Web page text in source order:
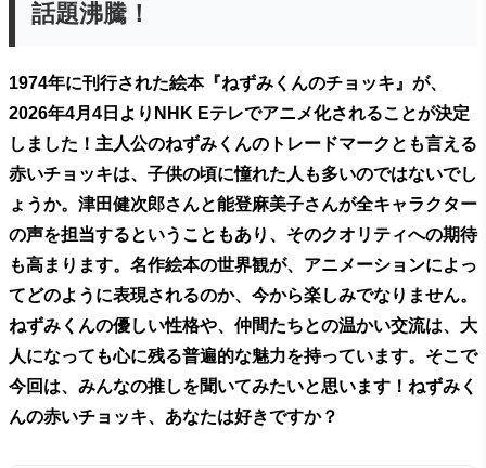
話題沸騰！
1974年に刊行された絵本『ねずみくんのチョッキ』が、
2026年4月4日よりNHK Eテレでアニメ化されることが決定
しました！主人公のねずみくんのトレードマークとも言える
赤いチョッキは、子供の頃に憧れた人も多いのではないでし
ょうか。津田健次郎さんと能登麻美子さんが全キャラクター
の声を担当するということもあり、そのクオリティへの期待
も高まります。名作絵本の世界観が、アニメーションによっ
てどのように表現されるのか、今から楽しみでなりません。
ねずみくんの優しい性格や、仲間たちとの温かい交流は、大
人になっても心に残る普遍的な魅力を持っています。そこで
今回は、みんなの推しを聞いてみたいと思います！ねずみく
んの赤いチョッキ、あなたは好きですか？